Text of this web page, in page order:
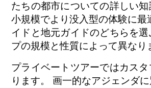
たちの都市についての詳しい知
小規模でより没入型の体験に最
イドと地元ガイドのどちらを
プの規模と性質によって異なり
プライベートツアーではカス
ります。 画一的なアジェンダ